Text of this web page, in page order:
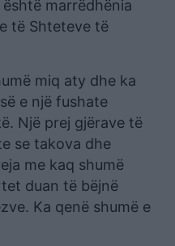
marrëdhënia
të Shteteve të
miq aty dhe ka
e një fushate
Një prej gjërave të
se takova dhe
me kaq shumë
duan të bëjnë
Ka qenë shumë e